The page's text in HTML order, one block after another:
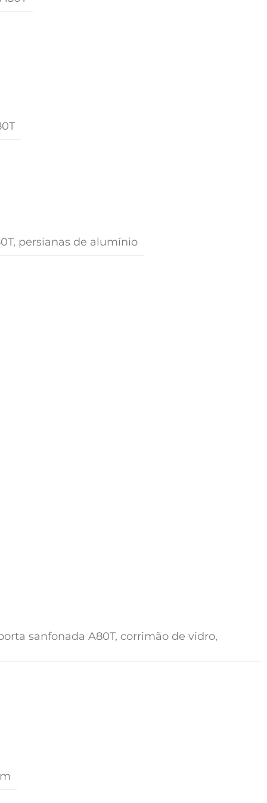
persianas de alumínio
sanfonada A80T, corrimão de vidro,